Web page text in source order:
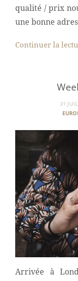
qualité / prix
une bonne
Continuer la
31
Arrivée à